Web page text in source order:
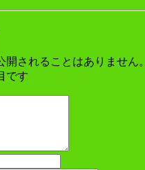
開されることはありません。
です